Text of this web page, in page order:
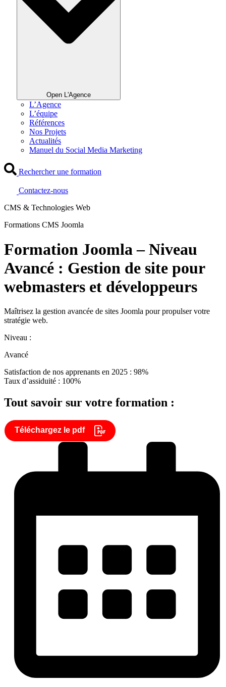
Open L'Agence
L’Agence
L’équipe
Références
Nos Projets
Actualités
Manuel du Social Media Marketing
Rechercher une formation
Contactez-nous
CMS & Technologies Web
Formations CMS Joomla
Formation Joomla – Niveau
Avancé : Gestion de site pour
webmasters et développeurs
Maîtrisez la gestion avancée de sites Joomla pour propulser votre
stratégie web.
Niveau :
Avancé
Satisfaction de nos apprenants en 2025 : 98%
Taux d’assiduité : 100%
Tout savoir sur votre formation :
Téléchargez le pdf